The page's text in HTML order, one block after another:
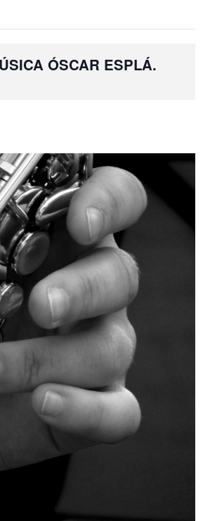
ÓSCAR ESPLÁ.